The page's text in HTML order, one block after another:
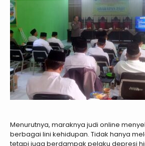
Menurutnya, maraknya judi online
berbagai lini kehidupan. Tidak hanya
tetapi juga berdampak pelaku depresi